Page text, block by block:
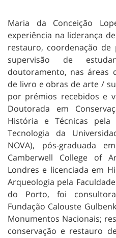
Maria da Conceição
experiência na liderança
restauro, coordenação
supervisão de
doutoramento, nas áreas
de livro e obras de arte /
por prémios recebidos e
Doutorada em
História e Técnicas pela
Tecnologia da
NOVA), pós-graduada
Camberwell College of
Londres e licenciada em
Arqueologia pela
do Porto, foi
Fundação Calouste
Monumentos Nacionais;
conservação e restauro